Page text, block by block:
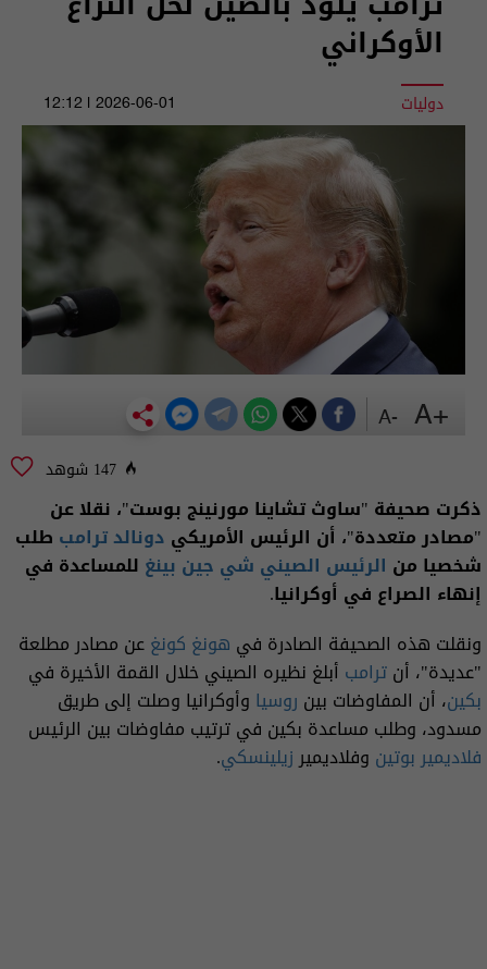
الأوكراني
دوليات 2026-06-01 | 12:12
147 شوهد
ذكرت صحيفة "ساوث تشاينا مورنينج بوست"، نقلا عن
"مصادر متعددة"، أن الرئيس الأمريكي دونالد ترامب طلب
شخصيا من الرئيس الصيني شي جين بينغ للمساعدة في
إنهاء الصراع في أوكرانيا.
ونقلت هذه الصحيفة الصادرة في هونغ كونغعن مصادر مطلعة
"عديدة"، أنترامب أبلغ نظيره الصيني خلال القمة الأخيرة في
بكين، أن المفاوضات بين روسيا وأوكرانيا وصلت إلى طريق
مسدود، وطلب مساعدة بكين في ترتيب مفاوضات بين الرئيس
فلاديمير بوتين وفلاديميرزيلينسكي.
+A
-A